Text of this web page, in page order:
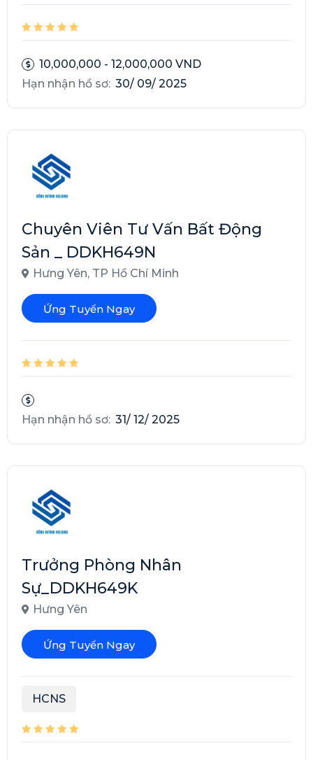
10,000,000 - 12,000,000 VND
Hạn nhận hồ sơ: 30/ 09/ 2025
Chuyên Viên Tư Vấn Bất Động
Sản _ DDKH649N
Hưng Yên, TP Hồ Chí Minh
Ứng Tuyển Ngay
Hạn nhận hồ sơ: 31/ 12/ 2025
Trưởng Phòng Nhân
Sự_DDKH649K
Hưng Yên
Ứng Tuyển Ngay
HCNS